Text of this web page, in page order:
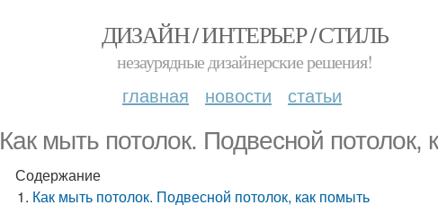
ДИЗАЙН / ИНТЕРЬЕР / СТИЛЬ
незаурядные дизайнерские решения!
главная новости статьи
Как мыть потолок. Подвесной потолок,
Содержание
Как мыть потолок. Подвесной потолок, как помыть